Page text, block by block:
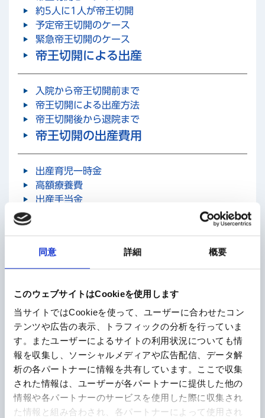
同意 詳細 概要
このウェブサイトはCookieを使用します
当サイトではCookieを使って、ユーザーに合わせたコン
テンツや広告の表示、トラフィックの分析を行っていま
す。またユーザーによるサイトの利用状況についても情
報を収集し、ソーシャルメディアや広告配信、データ解
析の各パートナーに情報を共有しています。ここで収集
された情報は、ユーザーが各パートナーに提供した他の
情報や各パートナーのサービスを使用した際に収集され
た情報と組み合わされ、各パートナーによって使用され
約5人に1人が帝王切開
予定帝王切開のケース
緊急帝王切開のケース
帝王切開による出産
入院から帝王切開前まで
帝王切開による出産方法
帝王切開後から退院まで
帝王切開の出産費用
出産育児一時金
高額療養費
出産手当金
帝王切開に関する素朴な質問、疑問にお答えいたしま
帝王切開について
産後について
マタニティライフ
その他